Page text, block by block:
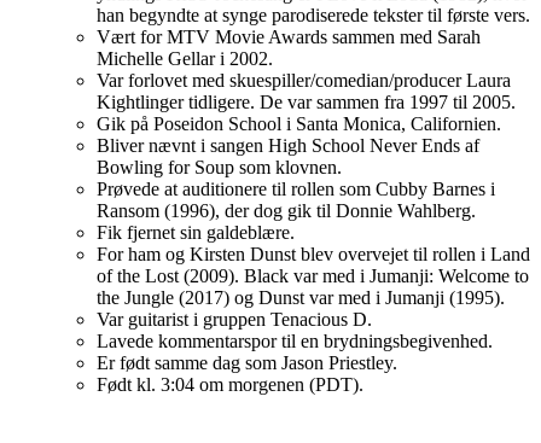
han begyndte at synge parodiserede tekster til første vers.
Vært for MTV Movie Awards sammen med Sarah
Michelle Gellar i 2002.
Var forlovet med skuespiller/comedian/producer Laura
Kightlinger tidligere. De var sammen fra 1997 til 2005.
Gik på Poseidon School i Santa Monica, Californien.
Bliver nævnt i sangen High School Never Ends af
Bowling for Soup som klovnen.
Prøvede at auditionere til rollen som Cubby Barnes i
Ransom (1996), der dog gik til Donnie Wahlberg.
Fik fjernet sin galdeblære.
For ham og Kirsten Dunst blev overvejet til rollen i Land
of the Lost (2009). Black var med i Jumanji: Welcome to
the Jungle (2017) og Dunst var med i Jumanji (1995).
Var guitarist i gruppen Tenacious D.
Lavede kommentarspor til en brydningsbegivenhed.
Er født samme dag som Jason Priestley.
Født kl. 3:04 om morgenen (PDT).